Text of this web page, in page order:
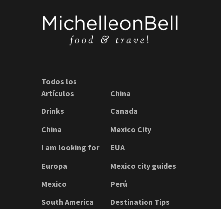
Todos los
Artículos
China
Drinks
Canada
China
Mexico City
I am looking for
EUA
Europa
Mexico city guides
Mexico
Perú
South America
Destination Tips